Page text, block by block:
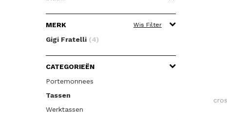
MERK Wis Filter
Gigi Fratelli (4)
CATEGORIEËN
Portemonnees
Tassen
Werktassen